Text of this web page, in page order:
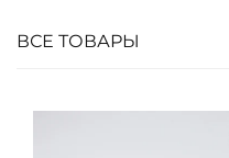
ВСЕ ТОВАРЫ